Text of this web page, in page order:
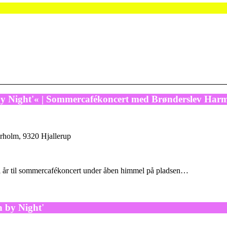
| Sommercafékoncert med Brønderslev
9320 Hjallerup
til sommercafékoncert under åben himmel på pladsen…
by Night'